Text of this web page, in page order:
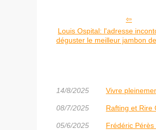
Louis Ospital: l'adresse
déguster le meilleur jambon
14/8/2025 Vivre
08/7/2025 Rafting et Rire
05/6/2025 Frédéric